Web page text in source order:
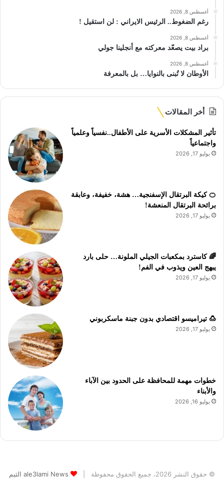
أغسطس 8, 2026
رغم الضغوط.. الرئيس الايراني : لن استقيل !
أغسطس 8, 2026
براد بيت يصعّد معركته مع أنجلينا جولي
أغسطس 8, 2026
الأوطان لا تُبنى بالنوايا… بل بالمعرفة
أخر المقالات
تأثير المشكلات الأسرية على الأطفال..نفسياً وعلمياً
واجتماعياً
يوليو 17, 2026
🍊 كيكة البرتقال الإسفنجية… هشة، خفيفة، وعابقة
برائحة البرتقال المنعشة!
يوليو 17, 2026
🌈 كاسترد بمكعبات الجيلي الملونة… حلى بارد
يبهج العين ويذوب في الفم!
يوليو 17, 2026
🍮 تيراميسو اقتصادي بدون جبنة ماسكربوني
يوليو 17, 2026
خطوات مهمة للمحافظة على الحدود بين الآباء
والأبناء
يوليو 16, 2026
© حقوق النشر 2026، جميع الحقوق محفوظة | ale3lami News الثيم